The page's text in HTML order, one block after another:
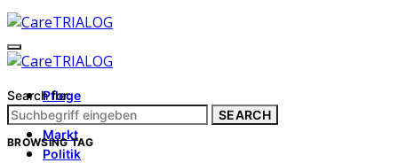
Pflege
Architektur
Markt
Politik
Search for:
SEARCH
BROWSING TAG